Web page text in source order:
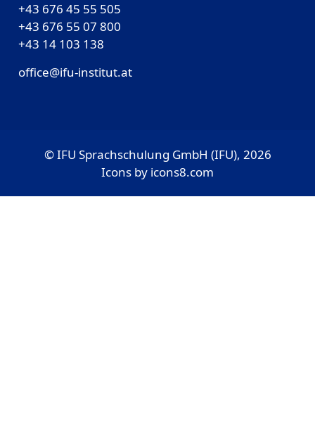
+43 676 45 55 505
+43 676 55 07 800
‎+43 14 103 138
office@ifu-institut.at
© IFU Sprachschulung GmbH (IFU), 2026
Icons by icons8.com